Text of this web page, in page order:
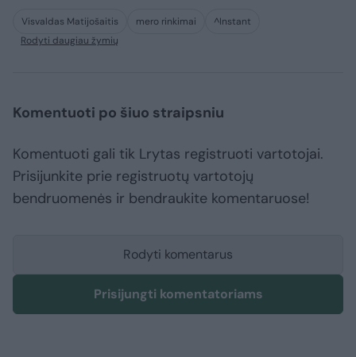
Visvaldas Matijošaitis mero rinkimai
^Instant
Rodyti daugiau žymių
Komentuoti po šiuo straipsniu
Komentuoti gali tik Lrytas registruoti vartotojai.
Prisijunkite prie registruotų vartotojų
bendruomenės ir bendraukite komentaruose!
Rodyti komentarus
Prisijungti komentatoriams